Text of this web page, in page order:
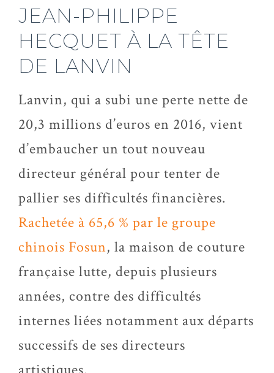
JEAN-PHILIPPE
HECQUET À LA TÊTE
DE LANVIN
Lanvin, qui a subi une perte nette de
20,3 millions d’euros en 2016, vient
d’embaucher un tout nouveau
directeur général pour tenter de
pallier ses difficultés financières.
Rachetée à 65,6 % par le groupe
chinois Fosun, la maison de couture
française lutte, depuis plusieurs
années, contre des difficultés
internes liées notamment aux départs
successifs de ses directeurs